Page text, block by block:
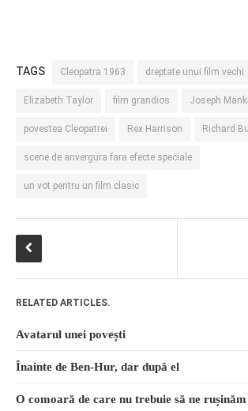
PRIETENI DIN BREASLA
Filme-Carti.ro
TAGS Cleopatra 1963 dreptate unui film vechi
Elizabeth Taylor film grandios Joseph
povestea Cleopatrei Rex Harrison Richard
scene de anvergura fara efecte speciale
un vot pentru un film clasic
RELATED ARTICLES.
Avatarul unei povești
Înainte de Ben-Hur, dar după el
O comoară de care nu trebuie să ne rușinăm